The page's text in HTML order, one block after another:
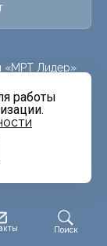
Поиск
работы
«МРТ Лидер»